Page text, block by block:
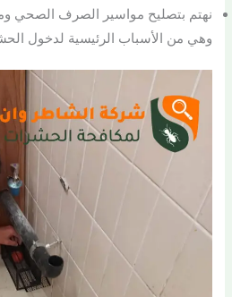
نهتم بتصليح مواسير الصرف الصحي
وهي من الأسباب الرئيسية لدخول